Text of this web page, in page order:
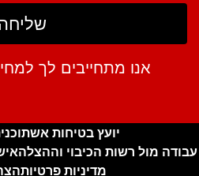
אנו מתחייבים לך
יועץ בטיחות אש
עבודה מול רשות הכיבוי וההצלה
מדיניות פרטיות